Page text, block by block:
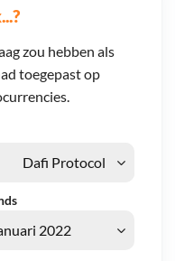
zou hebben als
toegepast op